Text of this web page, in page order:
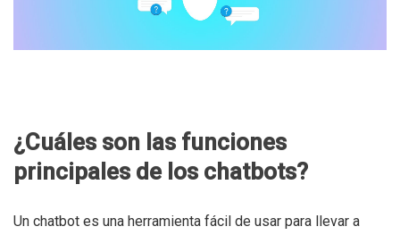
¿Cuáles son las funciones
principales de los chatbots?
Un chatbot es una herramienta fácil de usar para llevar a